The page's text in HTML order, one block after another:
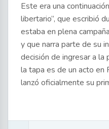
Este era una
libertario”, que escribió
estaba en plena
y que narra parte de su
decisión de ingresar a la
la tapa es de un acto en
lanzó oficialmente su